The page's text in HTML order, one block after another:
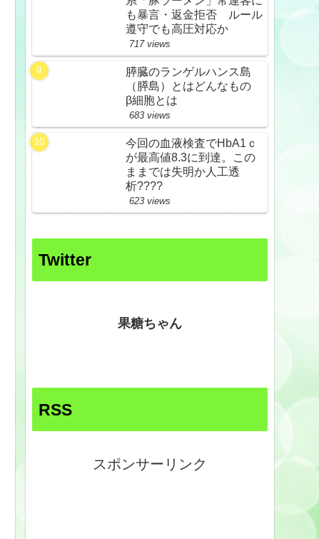
も暴言・返金拒否 ルール
遵守でも高圧対応か
717 views
膵臓のランゲルハンス島
（膵島）とはどんなもの
β細胞とは
683 views
今回の血液検査でHbA1ｃ
が最高値8.3に到達。この
ままでは失明か人工透
析????
623 views
Twitter
果糖ちゃん
RSS
スポンサーリンク